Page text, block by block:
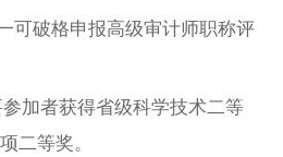
可破格申报高级审计师职称评
加者获得省级科学技术二等
二等奖。